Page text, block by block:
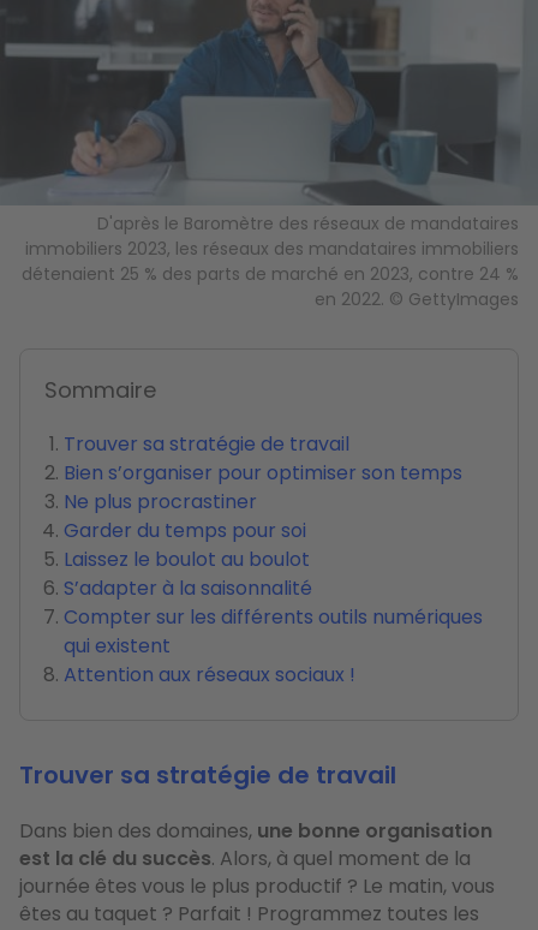
D'après le Baromètre des réseaux de mandataires
immobiliers 2023, les réseaux des mandataires immobiliers
détenaient 25 % des parts de marché en 2023, contre 24 %
en 2022. © GettyImages
Sommaire
Trouver sa stratégie de travail
Bien s’organiser pour optimiser son temps
Ne plus procrastiner
Garder du temps pour soi
Laissez le boulot au boulot
S’adapter à la saisonnalité
Compter sur les différents outils numériques
qui existent
Attention aux réseaux sociaux !
Trouver sa stratégie de travail
Dans bien des domaines, une bonne organisation
est la clé du succès. Alors, à quel moment de la
journée êtes vous le plus productif ? Le matin, vous
êtes au taquet ? Parfait ! Programmez toutes les